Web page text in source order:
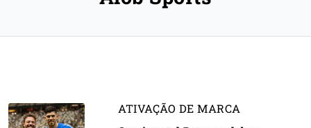
ATIVAÇÃO DE MARCA